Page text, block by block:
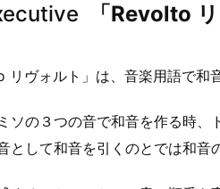
「Revolto
リヴォルト」は、音楽用語で和
ソの３つの音で和音を作る時
として和音を引くのとでは和音